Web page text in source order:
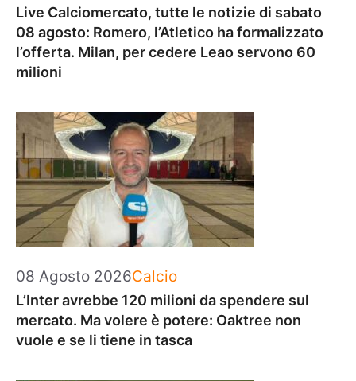
Live Calciomercato, tutte le notizie di sabato
08 agosto: Romero, l’Atletico ha formalizzato
l’offerta. Milan, per cedere Leao servono 60
milioni
08 Agosto 2026Categorie
Calcio
L’Inter avrebbe 120 milioni da spendere sul
mercato. Ma volere è potere: Oaktree non
vuole e se li tiene in tasca